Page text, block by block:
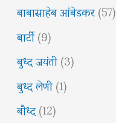
बाबासाहेब आंबेडकर(57)
बार्टी(9)
बुध्द जयंती(3)
बुध्द लेणी(1)
बौध्द(12)